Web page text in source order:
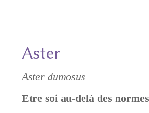
Aster
Aster dumosus
Etre soi au-delà des normes